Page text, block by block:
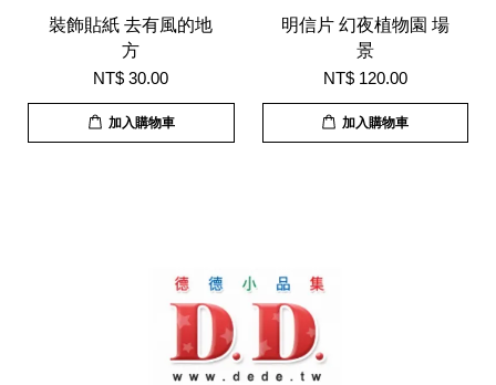
裝飾貼紙 去有風的地
方
NT$ 30.00
加入購物車
明信片 幻夜植物園 場
景
NT$ 120.00
加入購物車